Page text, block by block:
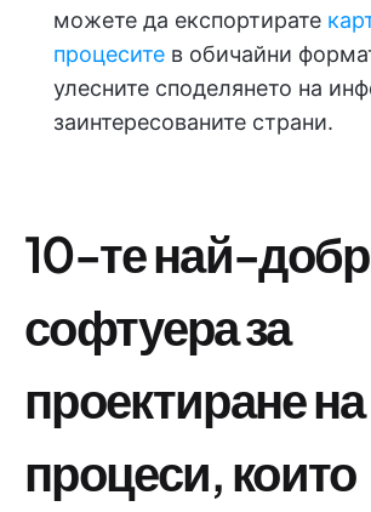
можете да експортирате
процесите в обичайни
улесните споделянето на
заинтересованите страни.
10-те най-
софтуера за
проектиране на
процеси, които